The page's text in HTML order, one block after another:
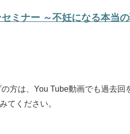
ミナー ～不妊になる本当
方は、You Tube動画でも過去回
てください。